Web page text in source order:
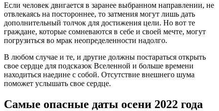
Если человек двигается в заранее выбранном направлении, не
отвлекаясь на постороннее, то затмения могут лишь дать
дополнительный толчок для достижения цели. Но вот те
граждане, которые сомневаются в себе и своей мечте, могут
погрузиться во мрак неопределенности надолго.
В любом случае и те, и другие должны постараться открыть
свое сердце для подсказок Вселенной и больше времени
находиться наедине с собой. Отсутствие внешнего шума
поможет услышать свое сердце.
Самые опасные даты осени 2022 года